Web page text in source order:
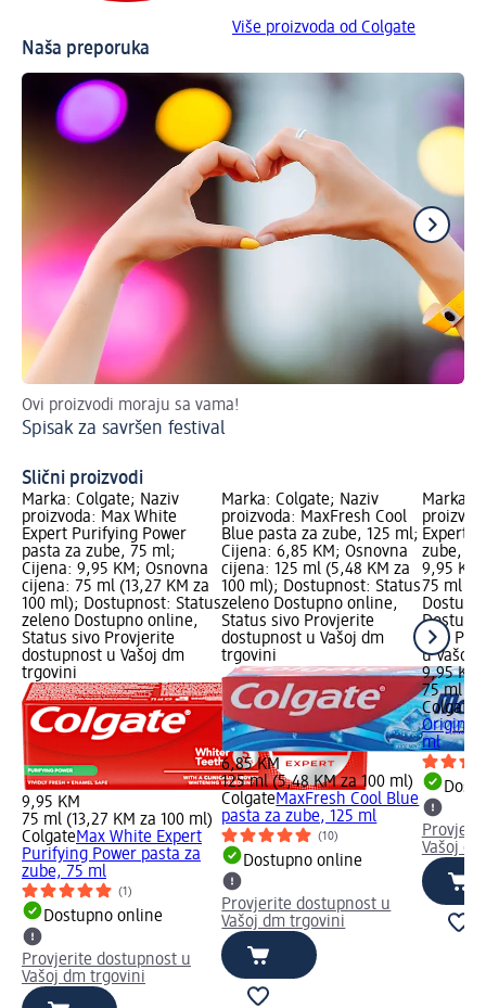
Više proizvoda od Colgate
Naša preporuka
Ovi proizvodi moraju sa vama!
Spisak za savršen festival
Slični proizvodi
Marka: Colgate; Naziv
proizvoda: Max White
Expert Purifying Power
pasta za zube, 75 ml;
Cijena: 9,95 KM; Osnovna
cijena: 75 ml (13,27 KM za
100 ml); Dostupnost: Status
zeleno Dostupno online,
Status sivo Provjerite
dostupnost u Vašoj dm
trgovini
9,95 KM
75 ml (13,27 KM za 100 ml)
ColgateMax White Expert
Purifying Power pasta za
zube, 75 ml
(1)
Dostupno online
Provjerite dostupnost u
Vašoj dm trgovini
Marka: Colgate; Naziv
proizvoda: MaxFresh Cool
Blue pasta za zube, 125 ml;
Cijena: 6,85 KM; Osnovna
cijena: 125 ml (5,48 KM za
100 ml); Dostupnost: Status
zeleno Dostupno online,
Status sivo Provjerite
dostupnost u Vašoj dm
trgovini
6,85 KM
125 ml (5,48 KM za 100 ml)
ColgateMaxFresh Cool Blue
pasta za zube, 125 ml
(10)
Dostupno online
Provjerite dostupnost u
Vašoj dm trgovini
Marka:
Expert
zube,
9,95
75 ml
sivo
u Vašoj
9,95 KM
75 ml
Colgate
Original
ml
Vašoj